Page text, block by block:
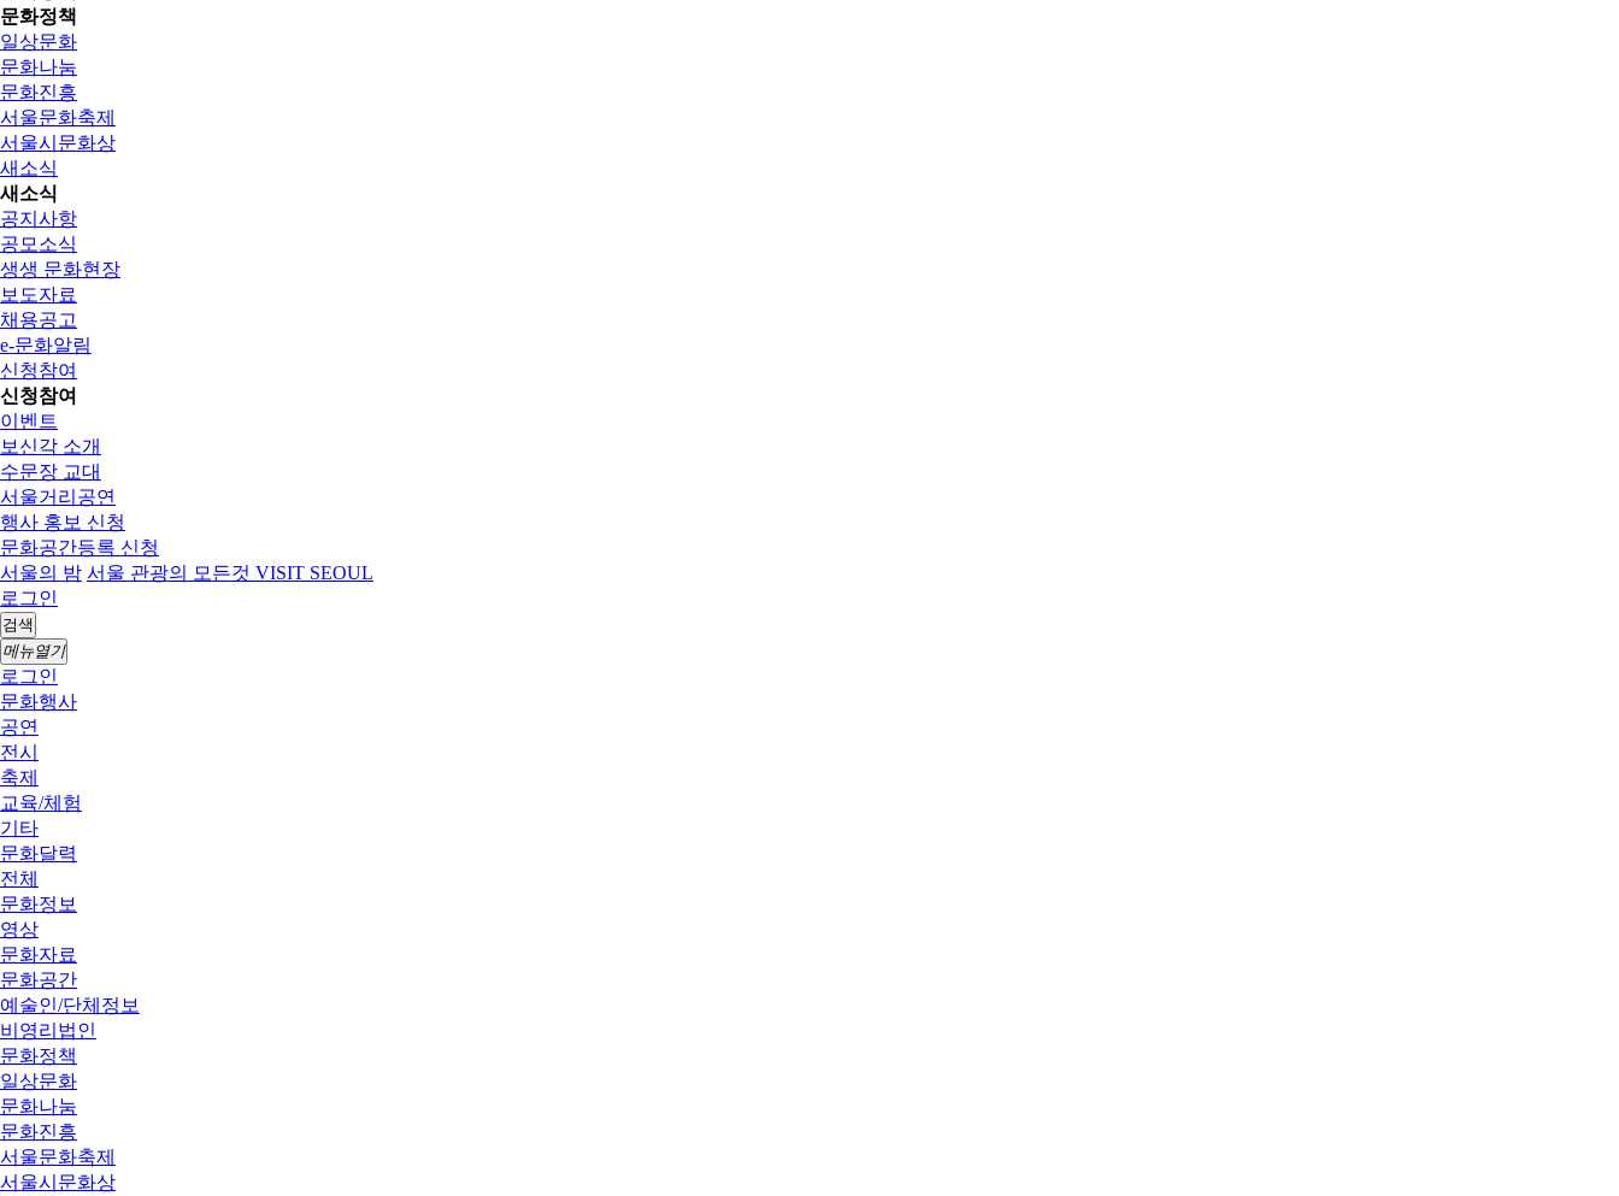
문화정책
일상문화
문화나눔
문화진흥
서울문화축제
서울시문화상
새소식
새소식
공지사항
공모소식
생생 문화현장
보도자료
채용공고
e-문화알림
신청참여
신청참여
이벤트
보신각 소개
수문장 교대
서울거리공연
행사 홍보 신청
문화공간등록 신청
서울의 밤 서울 관광의 모든것 VISIT SEOUL
로그인
검색
메뉴열기
로그인
문화행사
공연
전시
축제
교육/체험
기타
문화달력
전체
문화정보
영상
문화자료
문화공간
예술인/단체정보
비영리법인
문화정책
일상문화
문화나눔
문화진흥
서울문화축제
서울시문화상